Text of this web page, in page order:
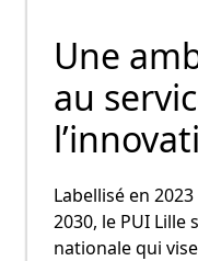
Une
au
Labellisé en
2030, le PUI Lille
nationale qui